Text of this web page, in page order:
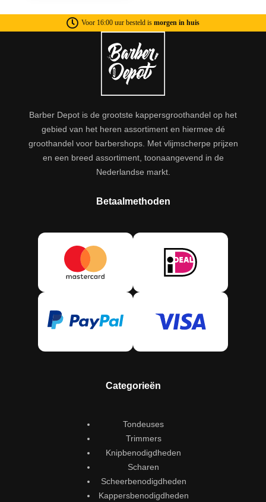
Voor 16:00 uur besteld is morgen in huis
Barber Depot is de grootste kappersgroothandel op het
gebied van het heren assortiment en hiermee dé
groothandel voor barbershops. Met vlijmscherpe prijzen
en een breed assortiment, toonaangevend in de
Nederlandse markt.
Betaalmethoden
Categorieën
Tondeuses
Trimmers
Knipbenodigdheden
Scharen
Scheerbenodigdheden
Kappersbenodigdheden